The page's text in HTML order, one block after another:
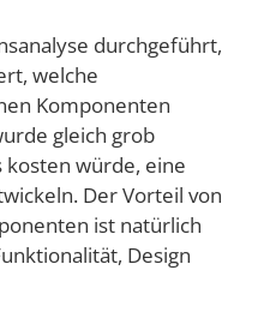
durchgeführt,
welche
Komponenten
gleich grob
kosten würde, eine
Der Vorteil von
ist natürlich
Design